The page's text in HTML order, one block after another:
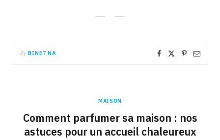
By BINETNA
MAISON
Comment parfumer sa maison : nos
astuces pour un accueil chaleureux